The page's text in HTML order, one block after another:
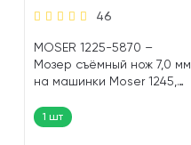
46
MOSER 1225-5870 –
Мозер съёмный нож 7,0 мм
на машинки Moser 1245,
1 шт